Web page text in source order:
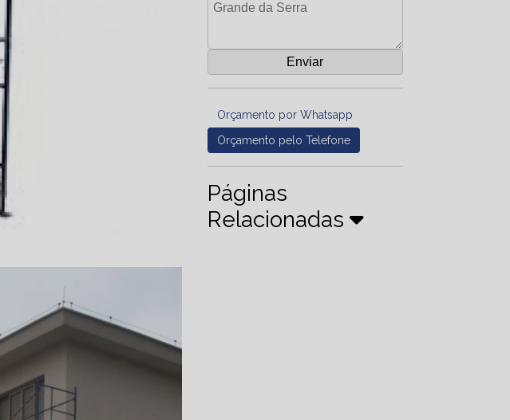
Orçamento por Whatsapp
Orçamento pelo Telefone
Páginas
Relacionadas